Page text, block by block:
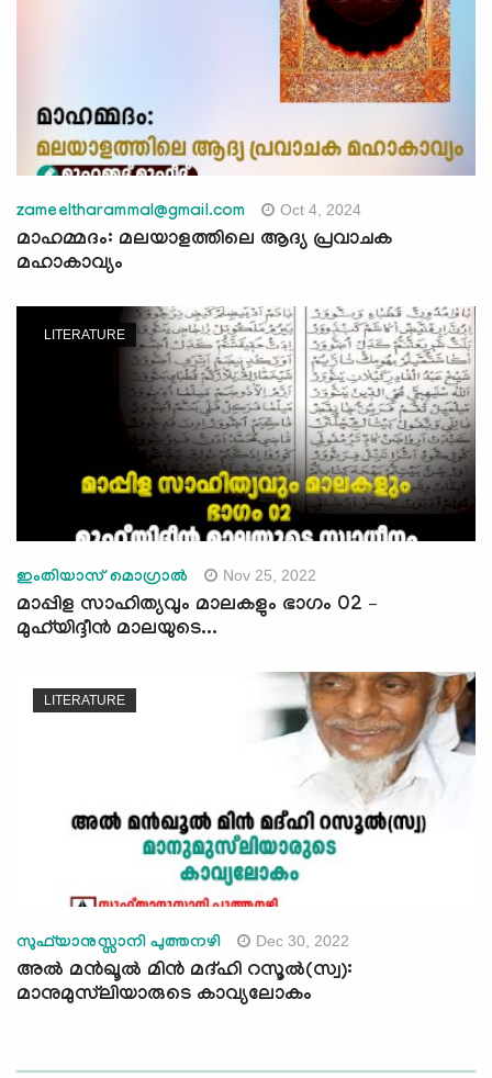
zameeltharammal@gmail.com Oct 4, 2024
മാഹമ്മദം: മലയാളത്തിലെ ആദ്യ പ്രവാചക
മഹാകാവ്യം
LITERATURE
ഇംതിയാസ് മൊഗ്രാൽ Nov 25, 2022
മാപ്പിള സാഹിത്യവും മാലകളും ഭാഗം 02 –
മുഹ്‍യിദ്ദീന്‍ മാലയുടെ...
LITERATURE
സുഫ്‍യാനുസ്സാനി പുത്തനഴി Dec 30, 2022
അൽ മന്‍ഖൂൽ മിൻ മദ്ഹി റസൂൽ(സ്വ):
മാനുമുസ്‍ലിയാരുടെ കാവ്യലോകം